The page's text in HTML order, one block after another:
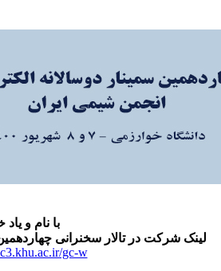
با نام و یاد
لینک شرکت در تالار سخنرانی
gc-w